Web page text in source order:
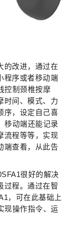
的改进，通过在
程序或者移动端
控制颈椎按摩
时间、模式、力
序，设定自己喜
移动端还能记录
流程等等，实现
端查看，从此告
很好的解决
过程。通过在智
，可在此基础上
现操作指令、运